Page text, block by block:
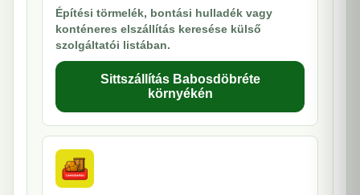
Építési törmelék, bontási hulladék vagy
konténeres elszállítás keresése külső
szolgáltatói listában.
Sittszállítás Babosdöbréte
környékén